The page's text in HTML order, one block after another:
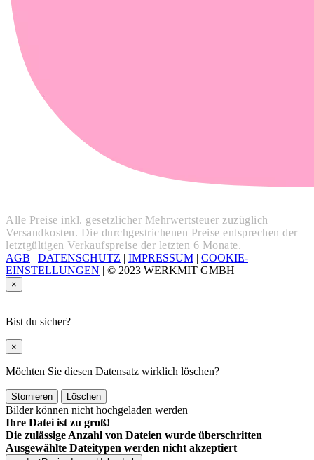
Alle Preise inkl. gesetzlicher Mehrwertsteuer zuzüglich
Versandkosten. Die durchgestrichenen Preise entsprechen der
letztgültigen Verkaufspreise der letzten 6 Monate.
AGB | DATENSCHUTZ | IMPRESSUM | COOKIE-
EINSTELLUNGEN | © 2023 WERKMIT GMBH
×
Bist du sicher?
×
Möchten Sie diesen Datensatz wirklich löschen?
Stornieren Löschen
Bilder können nicht hochgeladen werden
Ihre Datei ist zu groß!
Die zulässige Anzahl von Dateien wurde überschritten
Ausgewählte Dateitypen werden nicht akzeptiert